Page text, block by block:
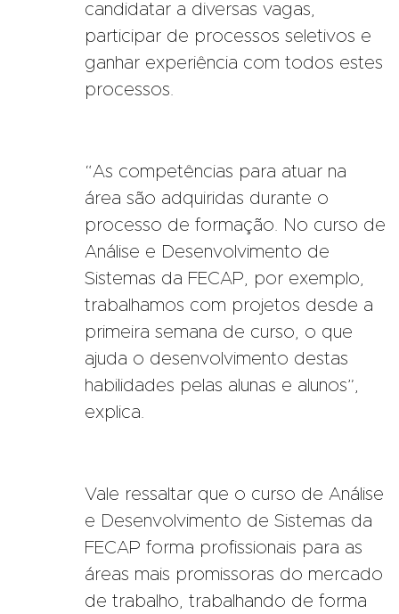
candidatar a diversas vagas,
participar de processos seletivos e
ganhar experiência com todos estes
processos.
“As competências para atuar na
área são adquiridas durante o
processo de formação. No curso de
Análise e Desenvolvimento de
Sistemas da FECAP, por exemplo,
trabalhamos com projetos desde a
primeira semana de curso, o que
ajuda o desenvolvimento destas
habilidades pelas alunas e alunos”,
explica.
Vale ressaltar que o curso de Análise
e Desenvolvimento de Sistemas da
FECAP forma profissionais para as
áreas mais promissoras do mercado
de trabalho, trabalhando de forma